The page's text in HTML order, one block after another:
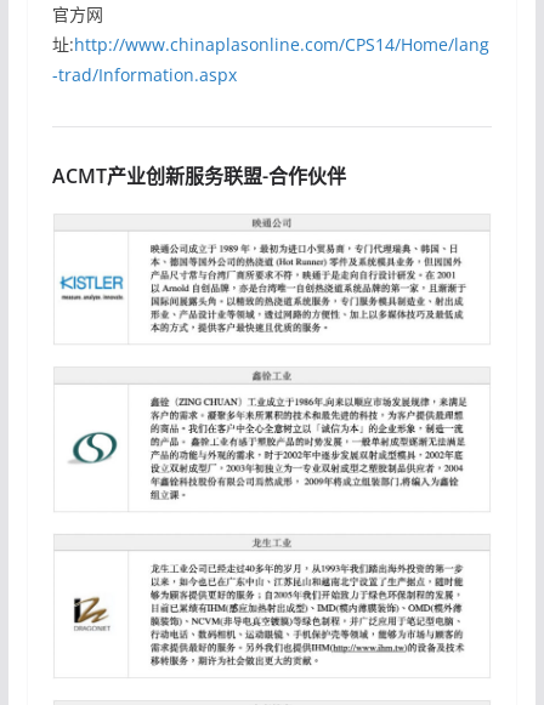
官方网
址:http://www.chinaplasonline.com/CPS14/Home/lang
-trad/Information.aspx
ACMT产业创新服务联盟-合作伙伴